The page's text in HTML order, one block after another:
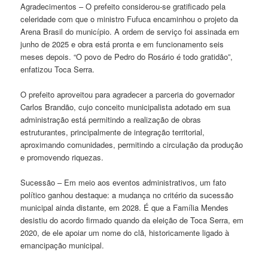
Agradecimentos – O prefeito considerou-se gratificado pela
celeridade com que o ministro Fufuca encaminhou o projeto da
Arena Brasil do município. A ordem de serviço foi assinada em
junho de 2025 e obra está pronta e em funcionamento seis
meses depois. “O povo de Pedro do Rosário é todo gratidão”,
enfatizou Toca Serra.
O prefeito aproveitou para agradecer a parceria do governador
Carlos Brandão, cujo conceito municipalista adotado em sua
administração está permitindo a realização de obras
estruturantes, principalmente de integração territorial,
aproximando comunidades, permitindo a circulação da produção
e promovendo riquezas.
Sucessão – Em meio aos eventos administrativos, um fato
político ganhou destaque: a mudança no critério da sucessão
municipal ainda distante, em 2028. É que a Família Mendes
desistiu do acordo firmado quando da eleição de Toca Serra, em
2020, de ele apoiar um nome do clã, historicamente ligado à
emancipação municipal.